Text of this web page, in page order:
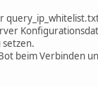
setzen.
beim Verbinden